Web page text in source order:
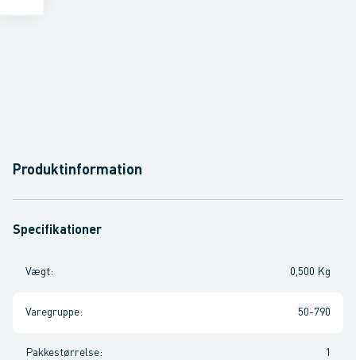
Produktinformation
Specifikationer
Vægt: 0,500 Kg
Varegruppe: 50-790
Pakkestørrelse: 1